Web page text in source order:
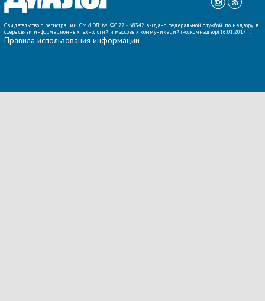
Свидетельство о регистрации СМИ ЭЛ № ФС 77 - 68342 выдано федеральной службой по надзору в
сфере связи, информационных технологий и массовых коммуникаций (Роскомнадзор) 16.01.2017 г.
Правила использования информации